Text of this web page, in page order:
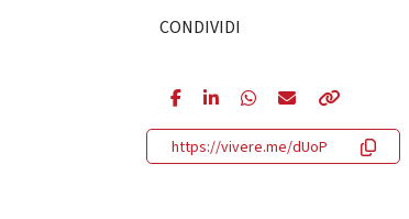
CONDIVIDI
https://vivere.me/dUoP